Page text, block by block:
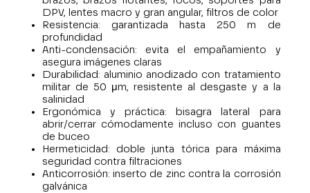
DPV, lentes macro y gran angular, filtros de color
Resistencia: garantizada hasta 250 m de
profundidad
Anti-condensación: evita el empañamiento y
asegura imágenes claras
Durabilidad: aluminio anodizado con tratamiento
militar de 50 μm, resistente al desgaste y a la
salinidad
Ergonómica y práctica: bisagra lateral para
abrir/cerrar cómodamente incluso con guantes
de buceo
Hermeticidad: doble junta tórica para máxima
seguridad contra filtraciones
Anticorrosión: inserto de zinc contra la corrosión
galvánica